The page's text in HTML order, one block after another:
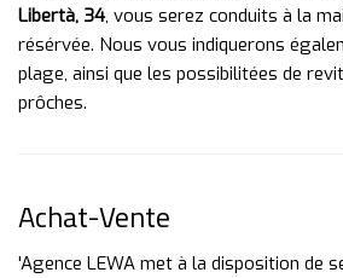
Libertà, 34, vous serez conduits à la
résérvée. Nous vous indiquerons
plage, ainsi que les possibilitées de
prôches.
Achat-Vente
'Agence LEWA met à la disposition de